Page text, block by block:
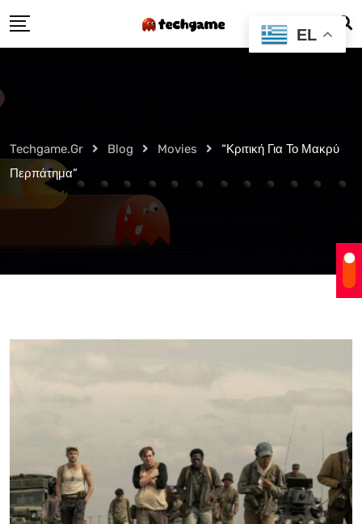
to
Techgame.gr Blog Movies
“Κριτική Για Το Μακρύ
Περπάτημα”
EL